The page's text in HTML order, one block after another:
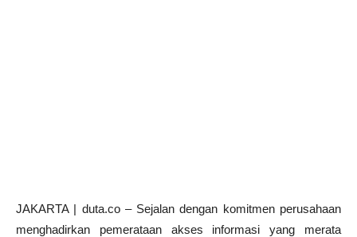
JAKARTA | duta.co – Sejalan dengan komitmen perusahaan
menghadirkan pemerataan akses informasi yang merata